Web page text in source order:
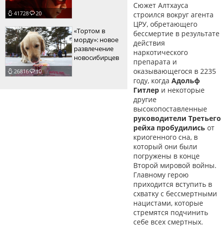
41728 20
26816 10
«Тортом в
морду»: новое
развлечение
новосибирцев
Сюжет Алтхауса
строился вокруг агента
ЦРУ, обретающего
бессмертие в результате
действия
наркотического
препарата и
оказывающегося в 2235
году, когда Адольф
Гитлер и некоторые
другие
высокопоставленные
руководители Третьего
рейха пробудились от
криогенного сна, в
который они были
погружены в конце
Второй мировой войны.
Главному герою
приходится вступить в
схватку с бессмертными
нацистами, которые
стремятся подчинить
себе всех смертных.